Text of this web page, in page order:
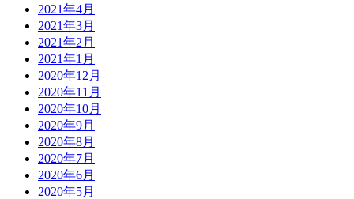
2021年4月
2021年3月
2021年2月
2021年1月
2020年12月
2020年11月
2020年10月
2020年9月
2020年8月
2020年7月
2020年6月
2020年5月